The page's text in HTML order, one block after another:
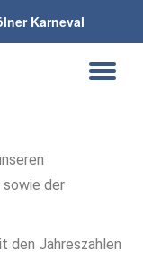
Karneval
sowie der
den Jahreszahlen